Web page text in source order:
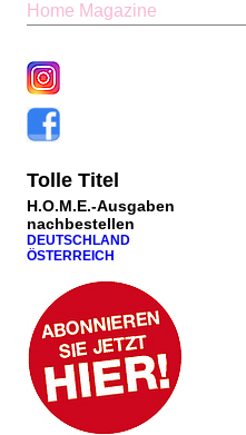
Home Magazine
Tolle Titel
H.O.M.E.-Ausgaben
nachbestellen
DEUTSCHLAND
ÖSTERREICH